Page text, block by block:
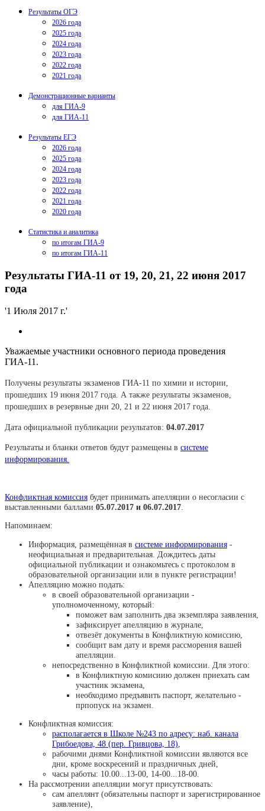
Результаты ОГЭ
2026 года
2025 года
2024 года
2023 года
2022 года
2021 года
Демонстрационные варианты
для ГИА-9
для ГИА-11
Результаты ЕГЭ
2026 года
2025 года
2024 года
2023 года
2022 года
2021 года
2020 года
Статистика и аналитика
по итогам ГИА-9
по итогам ГИА-11
Результаты ГИА-11 от 19, 20, 21, 22 июня 2017
года
'1 Июля 2017 г.'
Уважаемые участники основного периода проведения
ГИА-11.
Получены результаты экзаменов ГИА-11 по химии и истории,
прошедших 19 июня 2017 года. А также результаты экзаменов,
прошедших в резервные дни 20, 21 и 22 июня 2017 года.
Дата официальной публикации результатов: 04.07.2017
Результаты и бланки ответов будут размещены в системе
информирования.
Конфликтная комиссия будет принимать апелляции о несогласии с
выставленными баллами 05.07.2017 и 06.07.2017
Напоминаем:
Информация, размещённая в системе информирования -
неофициальная и предварительная. Дождитесь даты
официальной публикации и ознакомьтесь с протоколом в
образовательной организации или в пункте регистрации!
Апелляцию можно подать:
в своей образовательной организации -
уполномоченному, который:
поможет вам заполнить два экземпляра заявления,
зафиксирует апелляцию в журнале,
отвезёт документы в Конфликтную комиссию,
сообщит вам дату и время рассморения вашей
апелляции.
непосредственно в Конфликтной комиссии. Для этого:
в Конфликтную комисиию должен приехать сам
участник экзамена,
необходимо предъявить паспорт, желательно -
прпопуск на экзамен.
Конфликтная комиссия:
располагается в Школе №243 по адресу: наб. канала
Грибоедова, 48 (пер. Гривцова, 18)
рабочими днями Конфликтной комиссии являются все
дни, кроме воскресений и праздничных дней,
часы работы: 10.00...13-00, 14-00...18-00.
На рассмотрении апелляции могут присутствовать:
сам апеллянт (обязательны паспорт и зарегистрированное
заявление),